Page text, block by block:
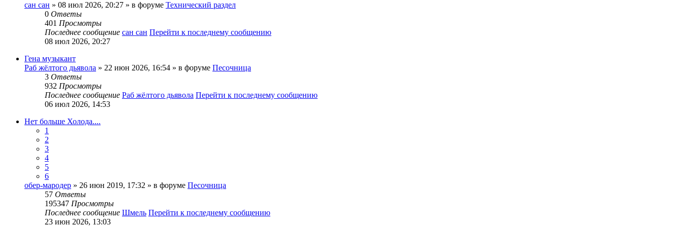
сан сан » 08 июл 2026, 20:27 » в форуме Технический раздел
0 Ответы
401 Просмотры
Последнее сообщение сан сан Перейти к последнему сообщению
08 июл 2026, 20:27
Гена музыкант
Раб жёлтого дьявола » 22 июн 2026, 16:54 » в форуме Песочница
3 Ответы
932 Просмотры
Последнее сообщение Раб жёлтого дьявола Перейти к последнему сообщению
06 июл 2026, 14:53
Нет больше Холода....
1
2
3
4
5
6
обер-мародер » 26 июн 2019, 17:32 » в форуме Песочница
57 Ответы
195347 Просмотры
Последнее сообщение Шмель Перейти к последнему сообщению
23 июн 2026, 13:03